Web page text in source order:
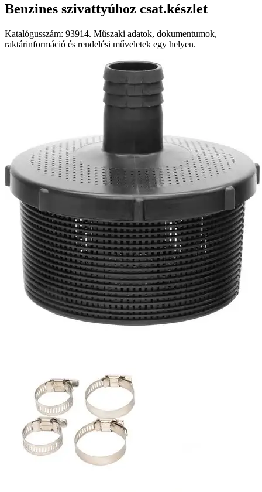
Benzines szivattyúhoz csat.készlet
Katalógusszám: 93914. Műszaki adatok, dokumentumok,
raktárinformáció és rendelési műveletek egy helyen.